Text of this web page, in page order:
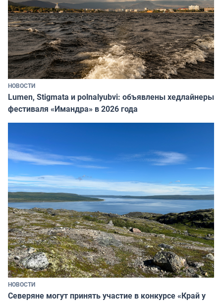
НОВОСТИ
Lumen, Stigmata и polnalyubvi: объявлены хедлайнеры
фестиваля «Имандра» в 2026 года
НОВОСТИ
Северяне могут принять участие в конкурсе «Край у